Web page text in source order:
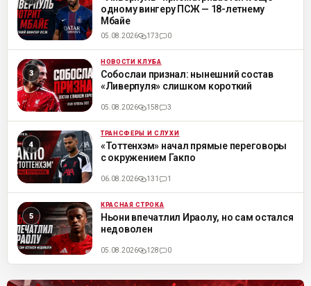
одному вингеру ПСЖ — 18-летнему
Мбайе
05.08.2026 173 0
ML НОВОСТИ КЛУБА
Собослаи признал: нынешний состав
«Ливерпуля» слишком короткий
05.08.2026 158 3
ML ТРАНСФЕРЫ И СЛУХИ
«Тоттенхэм» начал прямые переговоры
с окружением Гакпо
06.08.2026 131 1
ML КРАСНАЯ СТРОКА
Ньони впечатлил Ираолу, но сам остался
недоволен
05.08.2026 128 0